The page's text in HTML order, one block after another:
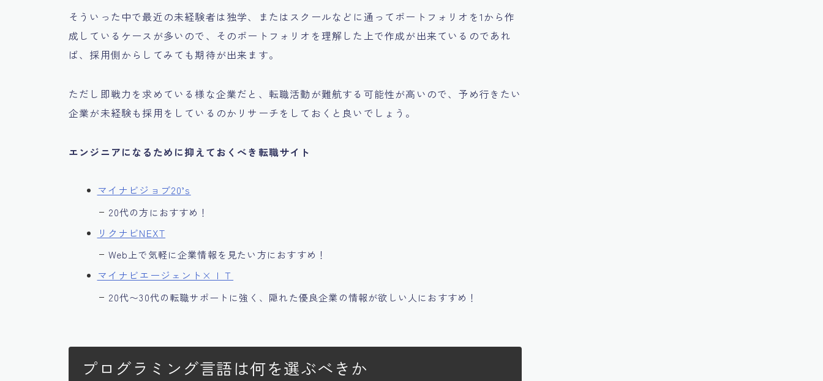
そういった中で最近の未経験者は独学、またはスクールなどに通ってポートフォリオを1から作
成しているケースが多いので、そのポートフォリオを理解した上で作成が出来ているのであれ
ば、採用側からしてみても期待が出来ます。
ただし即戦力を求めている様な企業だと、転職活動が難航する可能性が高いので、 予め行きたい
企業が未経験も採用をしているのかリサーチをしておくと良いでしょう。
エンジニアになるために抑えておくべき転職サイト
マイナビジョブ20’s
20代の方におすすめ！
リクナビNEXT
Web上で気軽に企業情報を見たい方におすすめ！
マイナビエージェント×ＩＴ
20代〜30代の転職サポートに強く、隠れた優良企業の情報が欲しい人におすすめ！
プログラミング言語は何を選ぶべきか